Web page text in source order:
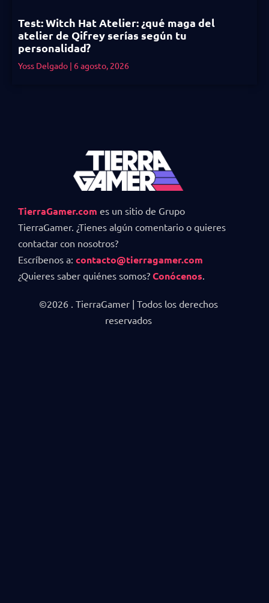
Test: Witch Hat Atelier: ¿qué maga del
atelier de Qifrey serías según tu
personalidad?
Yoss Delgado 6 agosto, 2026
TierraGamer.com es un sitio de Grupo
TierraGamer. ¿Tienes algún comentario o quieres
contactar con nosotros?
Escríbenos a: contacto@tierragamer.com
¿Quieres saber quiénes somos? Conócenos
©2026 . TierraGamer | Todos los derechos
reservados